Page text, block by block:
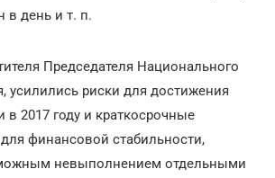
в день и т. п.
Председателя Национального
усилились риски для достижения
2017 году и краткосрочные
финансовой стабильности,
невыполнением отдельными